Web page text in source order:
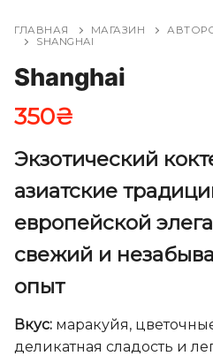
ГЛАВНАЯ МАГАЗИН
SHANGHAI
Shanghai
350₴
Экзотический
азиатские
европейской
свежий и
опыт
Вкус: маракуйя,
деликатная сладость и